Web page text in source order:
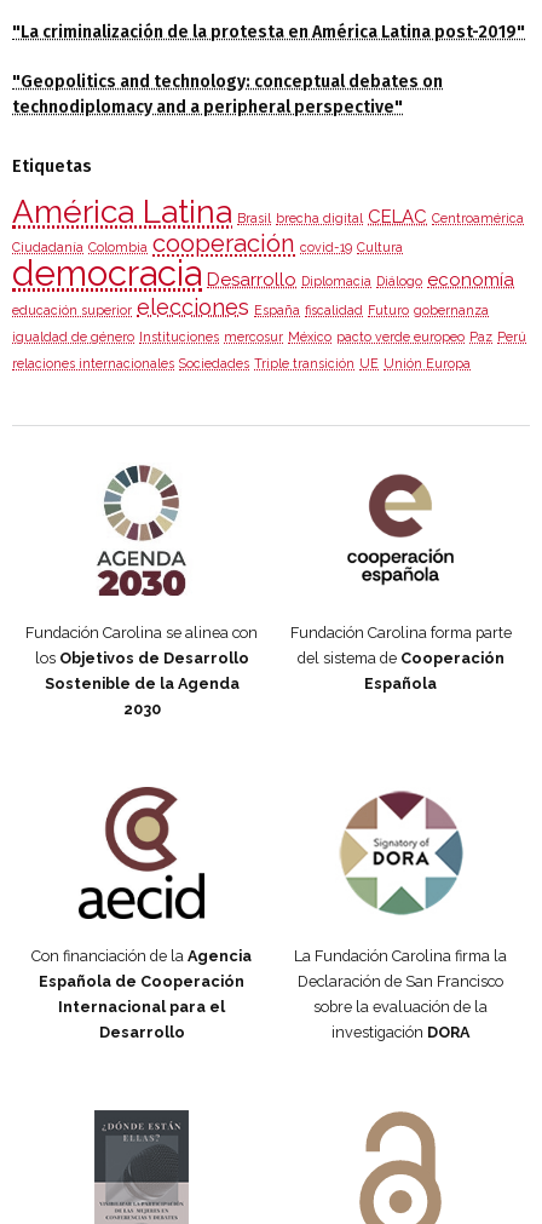
"La criminalización de la protesta en América Latina post-2019"
"Geopolitics and technology: conceptual debates on
technodiplomacy and a peripheral perspective"
Etiquetas
América Latina Brasil brecha digital CELAC Centroamérica
Ciudadanía Colombia cooperación covid-19 Cultura
democracia Desarrollo Diplomacia Diálogo economía
educación superior elecciones España fiscalidad Futuro gobernanza
igualdad de género
Instituciones mercosur México pacto verde europeo Paz Perú
relaciones internacionales Sociedades Triple transición UE Unión Europa
Fundación Carolina se alinea con
los Objetivos de Desarrollo
Sostenible de la Agenda
2030
Fundación Carolina forma parte
del sistema de Cooperación
Española
Con financiación de la Agencia
Española de Cooperación
Internacional para el
Desarrollo
La Fundación Carolina firma la
Declaración de San Francisco
sobre la evaluación de la
investigación DORA